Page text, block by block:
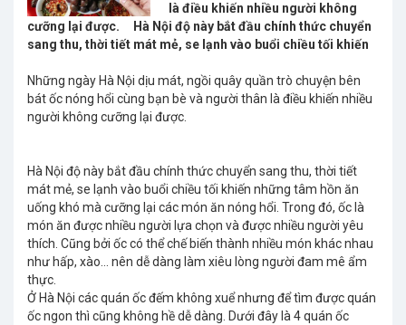
là điều khiến nhiều người không
cưỡng lại được. Hà Nội độ này bắt đầu chính thức chuyển
sang thu, thời tiết mát mẻ, se lạnh vào buổi chiều tối khiến
Những ngày Hà Nội dịu mát, ngồi quây quần trò chuyện bên
bát ốc nóng hổi cùng bạn bè và người thân là điều khiến nhiều
người không cưỡng lại được.
Hà Nội độ này bắt đầu chính thức chuyển sang thu, thời tiết
mát mẻ, se lạnh vào buổi chiều tối khiến những tâm hồn ăn
uống khó mà cưỡng lại các món ăn nóng hổi. Trong đó, ốc là
món ăn được nhiều người lựa chọn và được nhiều người yêu
thích. Cũng bởi ốc có thể chế biến thành nhiều món khác nhau
như hấp, xào… nên dễ dàng làm xiêu lòng người đam mê ẩm
thực.
Ở Hà Nội các quán ốc đếm không xuể nhưng để tìm được quán
ốc ngon thì cũng không hề dễ dàng. Dưới đây là 4 quán ốc